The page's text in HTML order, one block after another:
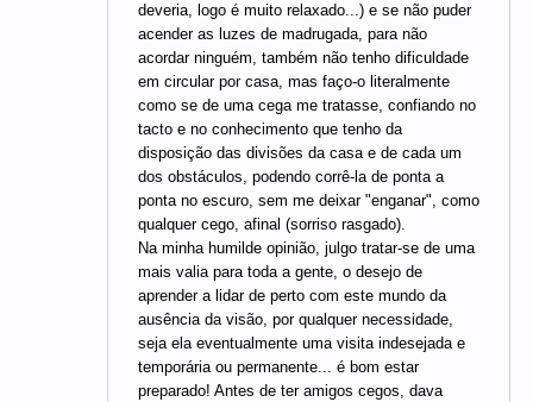
deveria, logo é muito relaxado...) e se não puder
acender as luzes de madrugada, para não
acordar ninguém, também não tenho dificuldade
em circular por casa, mas faço-o literalmente
como se de uma cega me tratasse, confiando no
tacto e no conhecimento que tenho da
disposição das divisões da casa e de cada um
dos obstáculos, podendo corrê-la de ponta a
ponta no escuro, sem me deixar "enganar", como
qualquer cego, afinal (sorriso rasgado).
Na minha humilde opinião, julgo tratar-se de uma
mais valia para toda a gente, o desejo de
aprender a lidar de perto com este mundo da
ausência da visão, por qualquer necessidade,
seja ela eventualmente uma visita indesejada e
temporária ou permanente... é bom estar
preparado! Antes de ter amigos cegos, dava